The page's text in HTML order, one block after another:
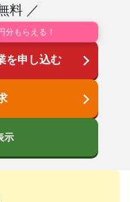
料 ／
分もらえる！
を申し込む
示